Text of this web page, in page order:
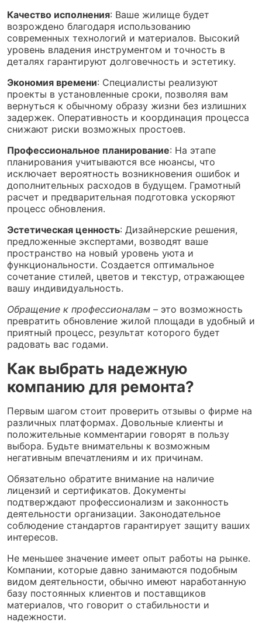
Качество исполнения: Ваше жилище будет
возрождено благодаря использованию
современных технологий и материалов. Высокий
уровень владения инструментом и точность в
деталях гарантируют долговечность и эстетику.
Экономия времени: Специалисты реализуют
проекты в установленные сроки, позволяя вам
вернуться к обычному образу жизни без излишних
задержек. Оперативность и координация процесса
снижают риски возможных простоев.
Профессиональное планирование: На этапе
планирования учитываются все нюансы, что
исключает вероятность возникновения ошибок и
дополнительных расходов в будущем. Грамотный
расчет и предварительная подготовка ускоряют
процесс обновления.
Эстетическая ценность: Дизайнерские решения,
предложенные экспертами, возводят ваше
пространство на новый уровень уюта и
функциональности. Создается оптимальное
сочетание стилей, цветов и текстур, отражающее
вашу индивидуальность.
Обращение к профессионалам – это возможность
превратить обновление жилой площади в удобный и
приятный процесс, результат которого будет
радовать вас годами.
Как выбрать надежную
компанию для ремонта?
Первым шагом стоит проверить отзывы о фирме на
различных платформах. Довольные клиенты и
положительные комментарии говорят в пользу
выбора. Будьте внимательны к возможным
негативным впечатлениям и их причинам.
Обязательно обратите внимание на наличие
лицензий и сертификатов. Документы
подтверждают профессионализм и законность
деятельности организации. Законодательное
соблюдение стандартов гарантирует защиту ваших
интересов.
Не меньшее значение имеет опыт работы на рынке.
Компании, которые давно занимаются подобным
видом деятельности, обычно имеют наработанную
базу постоянных клиентов и поставщиков
материалов, что говорит о стабильности и
надежности.